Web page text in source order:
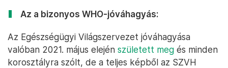
Az a bizonyos WHO-jóváhagyás:
Az Egészségügyi Világszervezet jóváhagyása
valóban 2021. május elején született meg és minden
korosztályra szólt, de a teljes képből az SZVH